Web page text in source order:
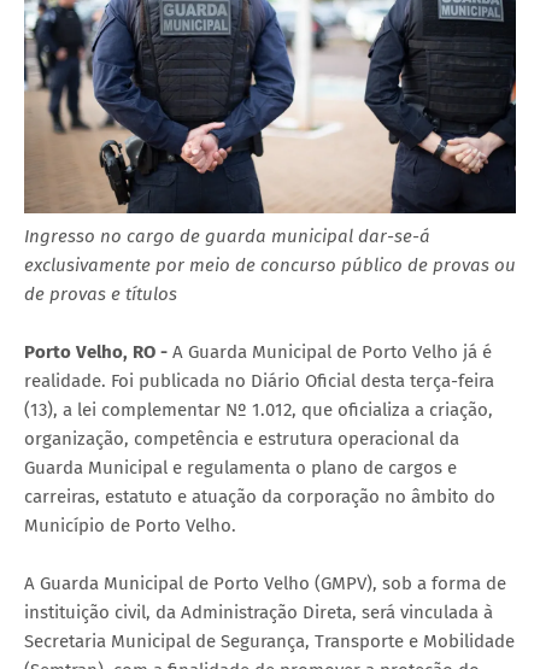
Ingresso no cargo de guarda municipal dar-se-á
exclusivamente por meio de concurso público de provas ou
de provas e títulos
Porto Velho, RO - A Guarda Municipal de Porto Velho já é
realidade. Foi publicada no Diário Oficial desta terça-feira
(13), a lei complementar Nº 1.012, que oficializa a criação,
organização, competência e estrutura operacional da
Guarda Municipal e regulamenta o plano de cargos e
carreiras, estatuto e atuação da corporação no âmbito do
Município de Porto Velho.
A Guarda Municipal de Porto Velho (GMPV), sob a forma de
instituição civil, da Administração Direta, será vinculada à
Secretaria Municipal de Segurança, Transporte e Mobilidade